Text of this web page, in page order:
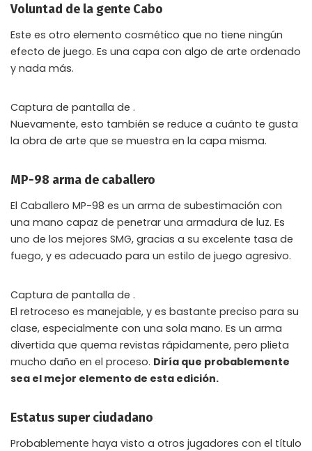
Voluntad de la gente Cabo
Este es otro elemento cosmético que no tiene ningún
efecto de juego. Es una capa con algo de arte ordenado
y nada más.
Captura de pantalla de .
Nuevamente, esto también se reduce a cuánto te gusta
la obra de arte que se muestra en la capa misma.
MP-98 arma de caballero
El Caballero MP-98 es un arma de subestimación con
una mano capaz de penetrar una armadura de luz. Es
uno de los mejores SMG, gracias a su excelente tasa de
fuego, y es adecuado para un estilo de juego agresivo.
Captura de pantalla de .
El retroceso es manejable, y es bastante preciso para su
clase, especialmente con una sola mano. Es un arma
divertida que quema revistas rápidamente, pero plieta
mucho daño en el proceso. Diría que probablemente
sea el mejor elemento de esta edición.
Estatus super ciudadano
Probablemente haya visto a otros jugadores con el título